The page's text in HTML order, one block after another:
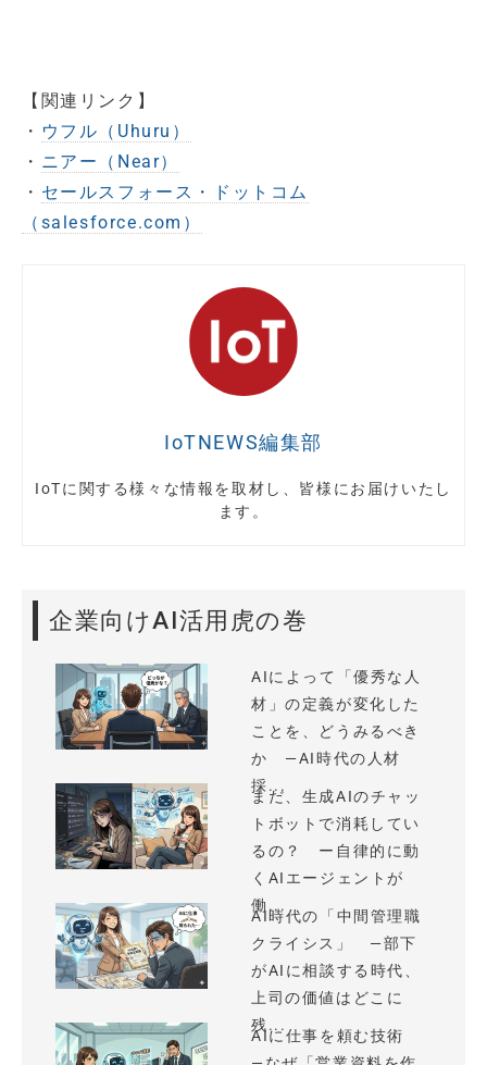
【関連リンク】
・ ウフル（Uhuru）
・ ニアー（Near）
・ セールスフォース・ドットコム
（salesforce.com）
IoTNEWS編集部
IoTに関する様々な情報を取材し、皆様にお届けいたし
ます。
企業向けAI活用虎の巻
AIによって「優秀な人
材」の定義が変化した
ことを、どうみるべき
か —AI時代の人材
採...
まだ、生成AIのチャッ
トボットで消耗してい
るの？ ー自律的に動
くAIエージェントが
働...
AI時代の「中間管理職
クライシス」 —部下
がAIに相談する時代、
上司の価値はどこに
残...
AIに仕事を頼む技術